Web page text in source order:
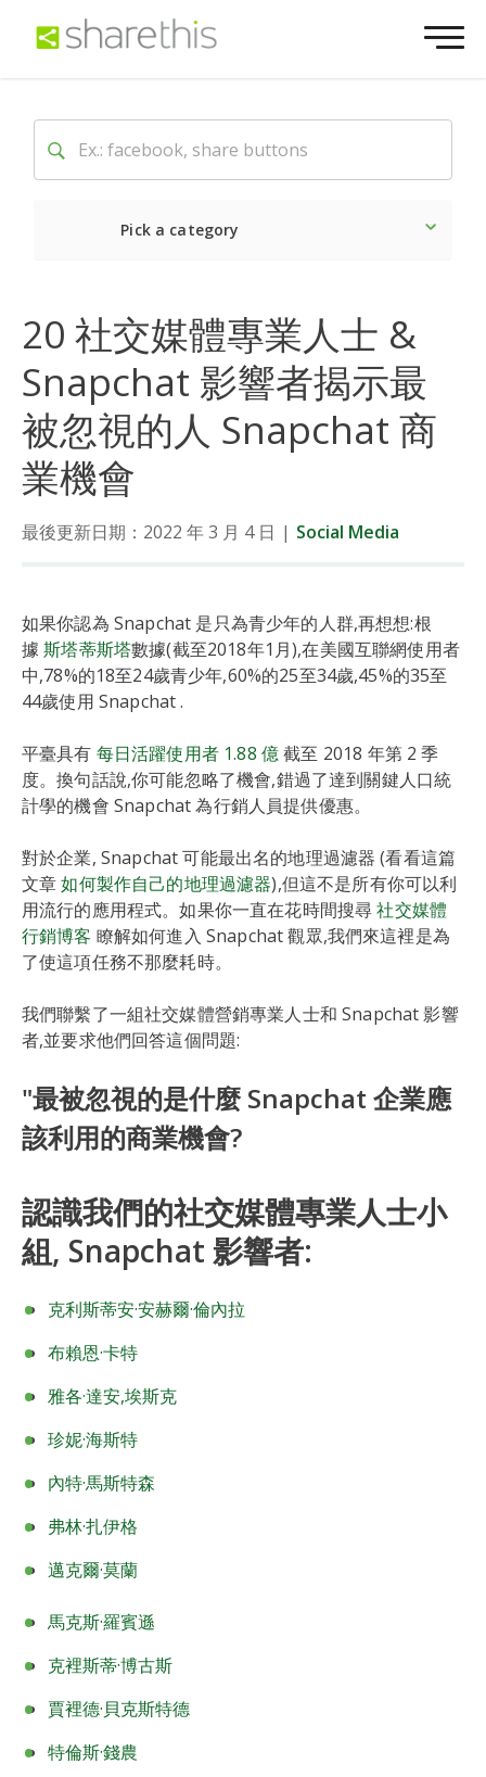
Pick a category
Social
Marketing
Website
Data
News
20 社交媒體專業人士 &
Snapchat 影響者揭示最
被忽視的人 Snapchat 商
業機會
最後更新日期：2022 年 3 月 4 日 | Social Media
如果你認為 Snapchat 是只為青少年的人群,再想想:根
據斯塔蒂斯塔數據(截至2018年1月),在美國互聯網使用者
中,78%的18至24歲青少年,60%的25至34歲,45%的35至
44歲使用 Snapchat .
平臺具有 每日活躍使用者 1.88 億截至 2018 年第 2 季
度。換句話說,你可能忽略了機會,錯過了達到關鍵人口統
計學的機會 Snapchat 為行銷人員提供優惠。
對於企業, Snapchat 可能最出名的地理過濾器 (看看這篇
文章如何製作自己的地理過濾器),但這不是所有你可以利
用流行的應用程式。如果你一直在花時間搜尋社交媒體
行銷博客 瞭解如何進入 Snapchat 觀眾,我們來這裡是為
了使這項任務不那麼耗時。
我們聯繫了一組社交媒體營銷專業人士和 Snapchat 影響
者,並要求他們回答這個問題:
"最被忽視的是什麼 Snapchat 企業應
該利用的商業機會?
認識我們的社交媒體專業人士小
組, Snapchat 影響者:
克利斯蒂安·安赫爾·倫內拉
布賴恩·卡特
雅各·達安,埃斯克
珍妮·海斯特
內特·馬斯特森
弗林·扎伊格
邁克爾·莫蘭
馬克斯·羅賓遜
克裡斯蒂·博古斯
賈裡德·貝克斯特德
特倫斯·錢農